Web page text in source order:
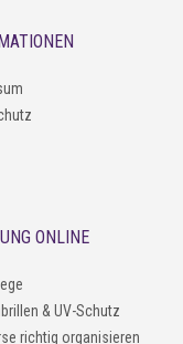
ONLINE
& UV-Schutz
richtig organisieren